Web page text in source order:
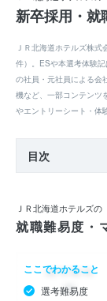
新卒採用・就
ＪＲ北海道ホテルズ株
件）。ESや本選考体験
の社員・元社員による会
機など、一部コンテンツ
やエントリーシート・体
目次
ＪＲ北海道ホテルズの
就職難易度・
ここでわかること
選考難易度